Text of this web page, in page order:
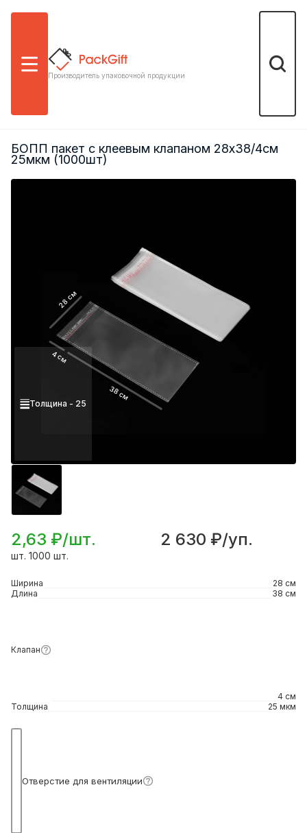
Меню
Производитель упаковочной продукции
Поиск
28 см
4 см
38 см
Толщина - 25
БОПП пакет с клеевым клапаном 28х38/4см
25мкм (1000шт)
2,63 ₽/шт. 2 630 ₽/уп.
шт. 1000 шт.
Ширина
28 см
Длина
38 см
Клапан
4 см
Толщина
25 мкм
Отверстие для вентиляции